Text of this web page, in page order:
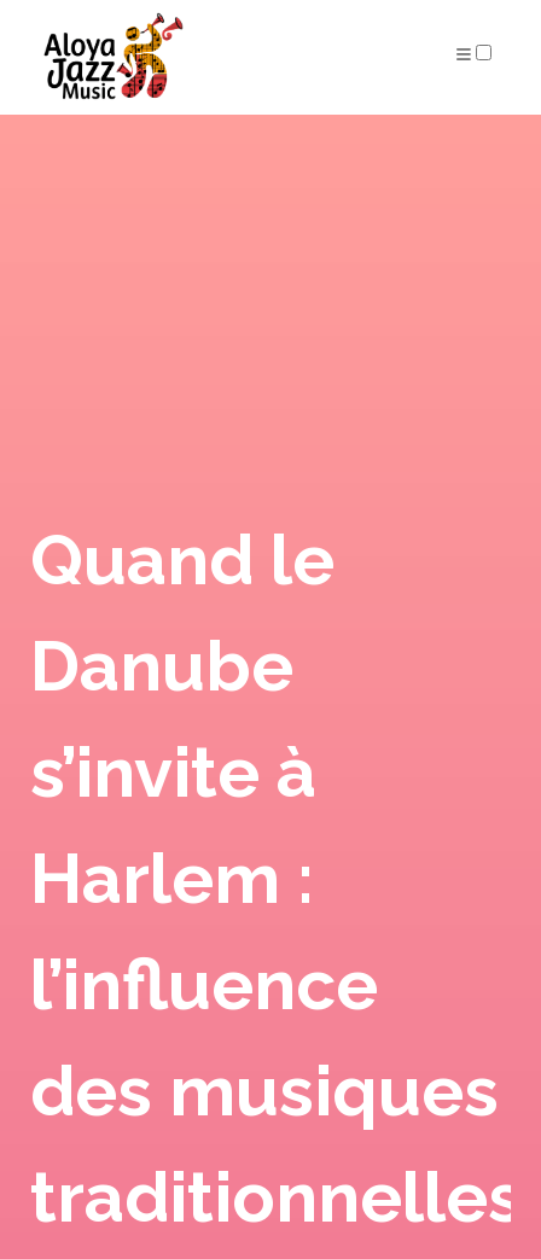
Quand le
Danube
s’invite à
Harlem :
l’influence
des musiques
traditionnelles